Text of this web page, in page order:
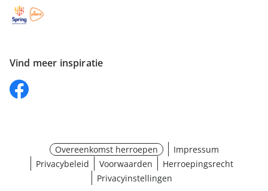
Vind meer inspiratie
Overeenkomst herroepen
Impressum
Privacybeleid
Voorwaarden
Herroepingsrecht
Privacyinstellingen